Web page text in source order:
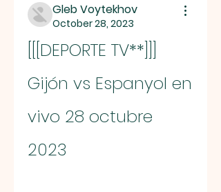
Gleb Voytekhov
October 28, 2023
[[[DEPORTE TV**]]]
Gijón vs Espanyol en
vivo 28 octubre
2023